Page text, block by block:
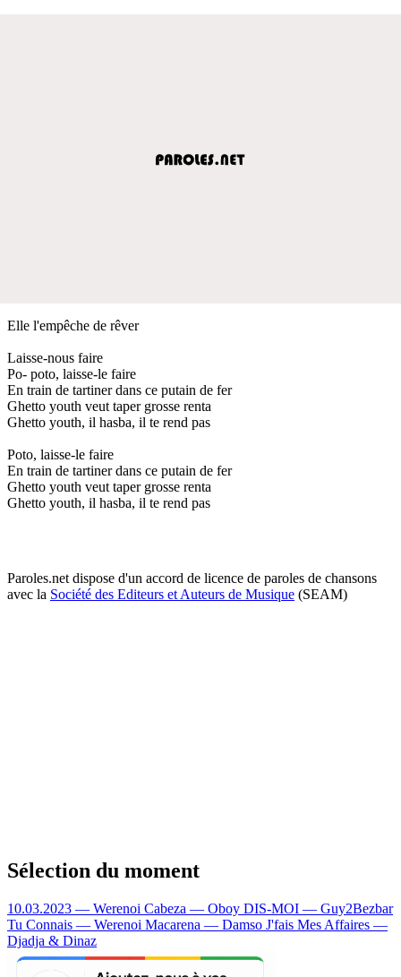
Elle l'empêche de rêver
Laisse-nous faire
Po- poto, laisse-le faire
En train de tartiner dans ce putain de fer
Ghetto youth veut taper grosse renta
Ghetto youth, il hasba, il te rend pas
Poto, laisse-le faire
En train de tartiner dans ce putain de fer
Ghetto youth veut taper grosse renta
Ghetto youth, il hasba, il te rend pas
Paroles.net dispose d'un accord de licence de paroles de chansons
avec la Société des Editeurs et Auteurs de Musique (SEAM)
Sélection du moment
10.03.2023 — Werenoi Cabeza — Oboy DIS-MOI — Guy2Bezbar
Tu Connais — Werenoi Macarena — Damso J'fais Mes Affaires —
Djadja & Dinaz